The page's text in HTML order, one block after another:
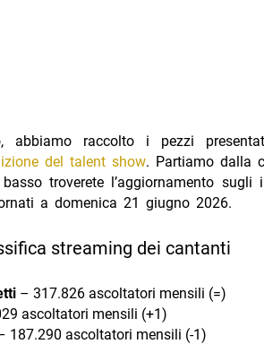
abbiamo raccolto i pezzi
del talent show. Partiamo dalla
troverete l’aggiornamento
a domenica 21 giugno 2026.
streaming dei cantanti
– 317.826 ascoltatori mensili (=)
ascoltatori mensili (+1)
187.290 ascoltatori mensili (-1)